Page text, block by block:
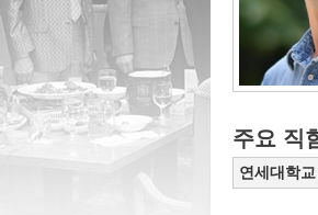
주요 직
연세대학